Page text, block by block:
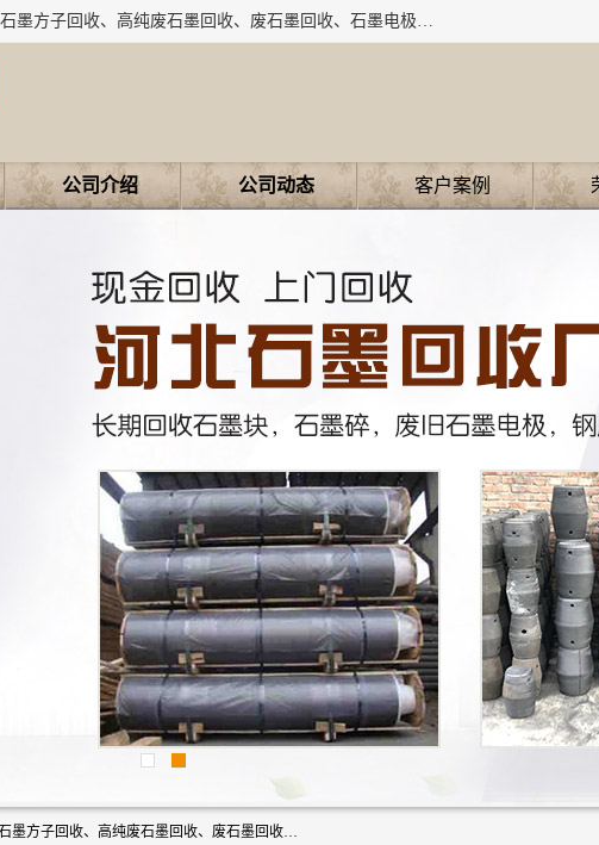
河北石墨回收厂家昊联碳素有限公司主要经营业务：石墨粉子回收、废石墨方子回收、高纯废石墨回收、废石墨回收、石墨电极回收、废石墨板回收、石墨增碳剂、单晶硅石墨、单晶硅石墨回收、废多晶硅石墨、废多晶硅石墨回收、废高纯石墨回收、废石墨、废石墨棒、废石墨棒回收、废石墨换热器回收、高纯石墨回收、石墨粉回收、石墨换热器回收、石墨纸回收、回收石墨板、回收石墨电极、石墨板回收、石墨回收。
公司介绍 公司动态 客户案例
河北石墨回收厂家昊联碳素有限公司主要经营业务：石墨粉子回收、废石墨方子回收、高纯废石墨回收、废石墨回收、石墨电极回收、废石墨板回收、石墨增碳剂、单晶硅石墨、单晶硅石墨回收、废多晶硅石墨、废多晶硅石墨回收、废高纯石墨回收、废石墨、废石墨棒、废石墨棒回收、废石墨换热器回收、高纯石墨回收、石墨粉回收、石墨换热器回收、石墨纸回收、回收石墨板、回收石墨电极、石墨板回收、石墨回收。